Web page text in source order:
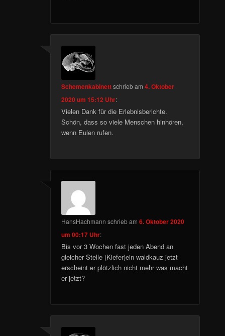
Schemenkabinettschriebam4. Oktober
2020 um 15:12 Uhr:
Vielen Dank für die Erlebnisberichte.
Schön, dass so viele Menschen hinhören,
wenn Eulen rufen.
HansHachmann schriebam6. Oktober 2020
um 00:17 Uhr:
Bis vor 3 Wochen fast jeden Abend an
gleicher Stelle (Kiefer)ein waldkauz jetzt
erscheint er plötzlich nicht mehr was macht
er jetzt?